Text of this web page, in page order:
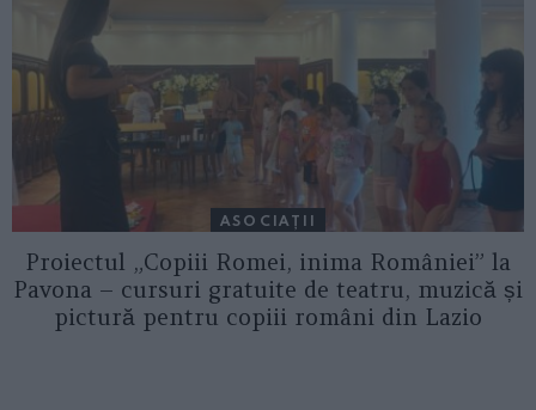
ASOCIAŢII
Proiectul „Copiii Romei, inima României” la
Pavona – cursuri gratuite de teatru, muzică și
pictură pentru copiii români din Lazio